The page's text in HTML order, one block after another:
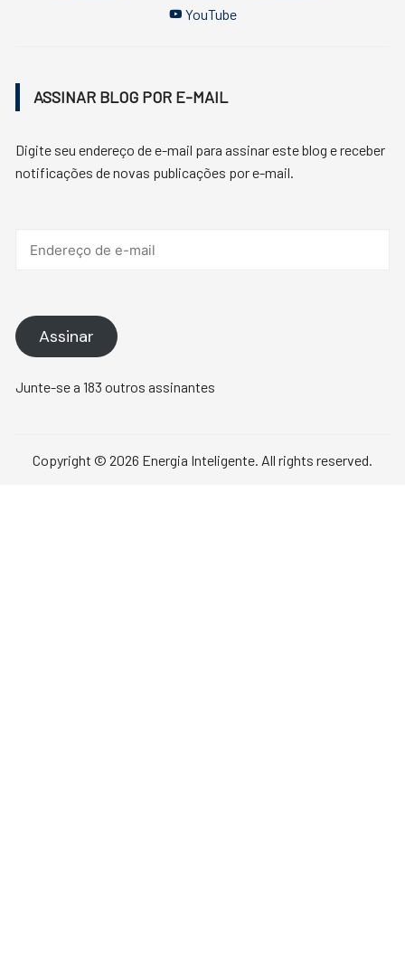
YouTube
ASSINAR BLOG POR E-MAIL
Digite seu endereço de e-mail para assinar este blog e receber
notificações de novas publicações por e-mail.
Assinar
Junte-se a 183 outros assinantes
Copyright © 2026 Energia Inteligente. All rights reserved.